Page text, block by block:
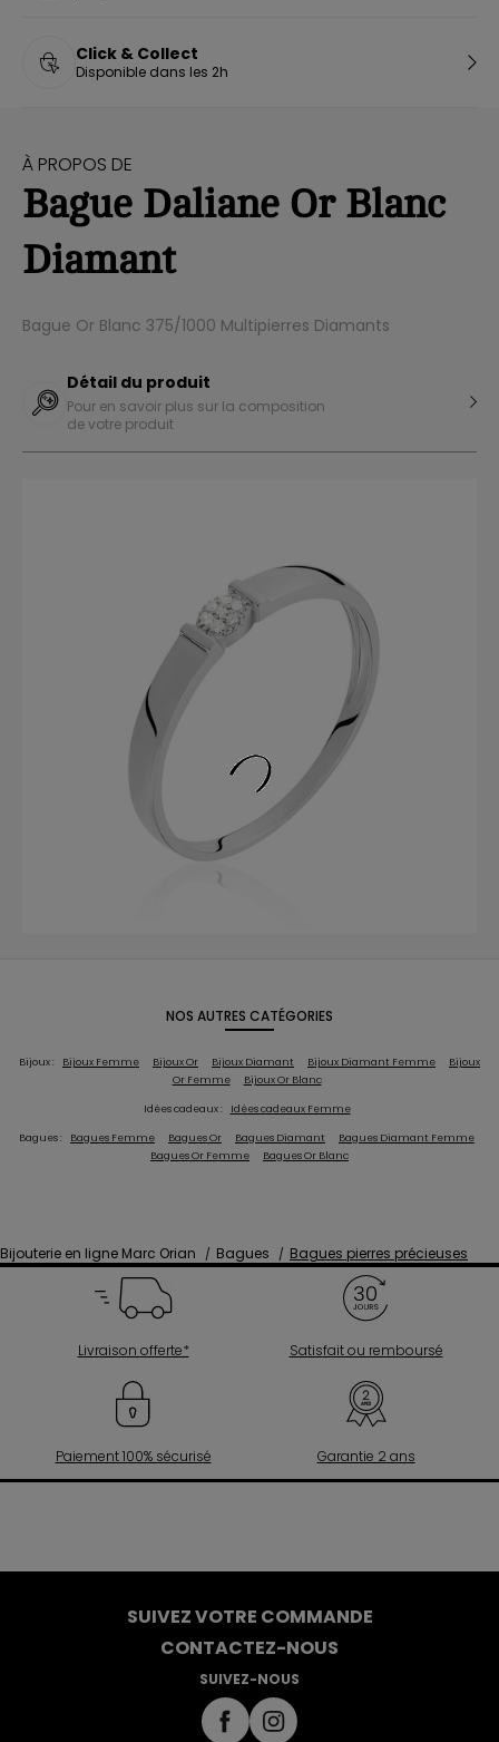
Click & Collect
Disponible dans les 2h
À PROPOS DE
Bague Daliane Or Blanc
Diamant
Bague Or Blanc 375/1000 Multipierres Diamants
Détail du produit
Pour en savoir plus sur la composition
de votre produit
NOS AUTRES CATÉGORIES
Bijoux : Bijoux Femme Bijoux Or Bijoux Diamant Bijoux Diamant Femme
Bijoux
Or Femme
Bijoux Or Blanc
Idées cadeaux : Idées cadeaux Femme
Bagues : Bagues Femme Bagues Or Bagues Diamant
Bagues Diamant Femme
Bagues Or Femme
Bagues Or Blanc
Bijouterie en ligne Marc Orian Bagues Bagues pierres précieuses
Livraison offerte* Satisfait ou remboursé
Paiement 100% sécurisé Garantie 2 ans
SUIVEZ VOTRE COMMANDE
CONTACTEZ-NOUS
SUIVEZ-NOUS